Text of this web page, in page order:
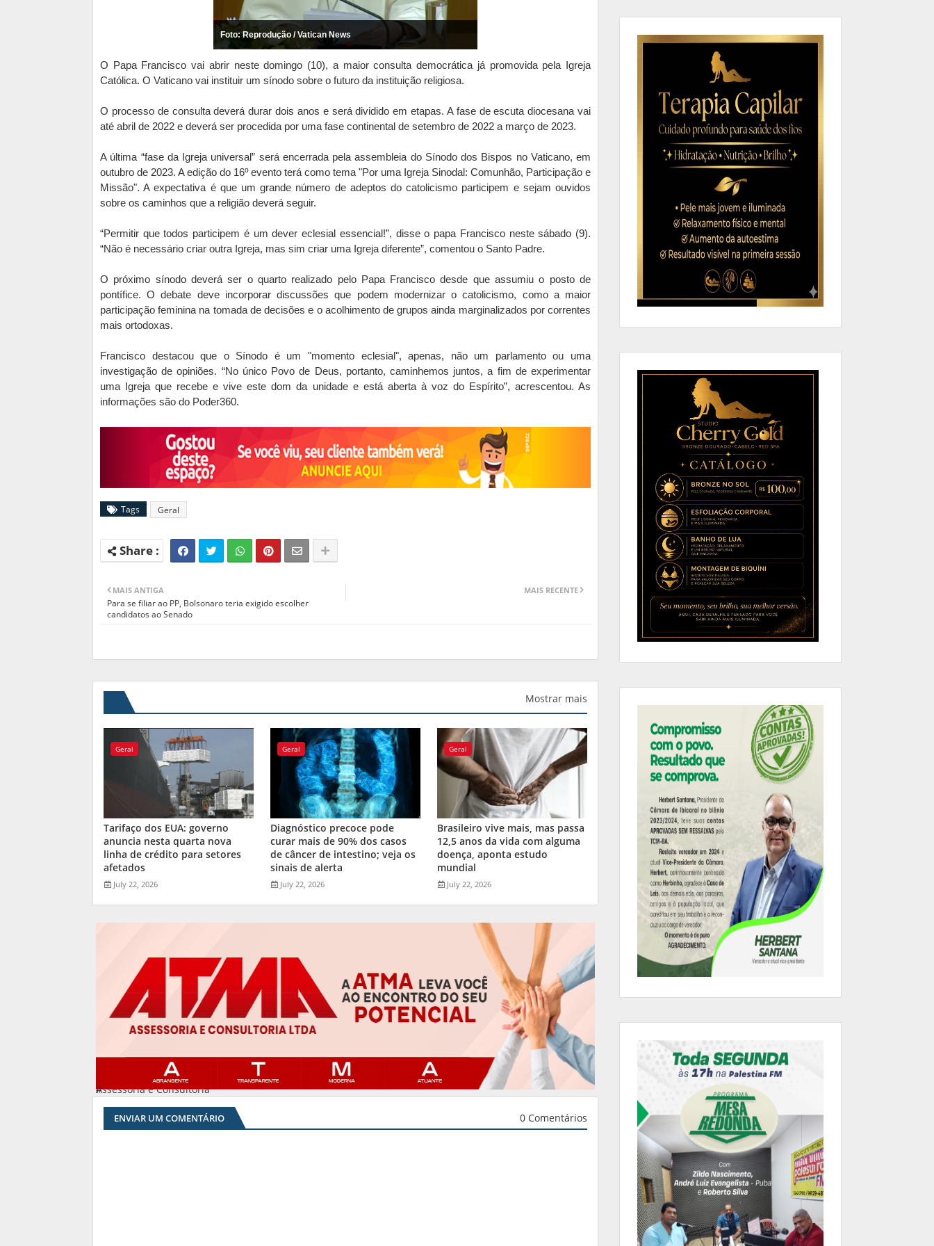
Foto: Reprodução / Vatican News
O Papa Francisco vai abrir neste domingo (10), a maior consulta democrática já promovida pela Igreja
Católica. O Vaticano vai instituir um sínodo sobre o futuro da instituição religiosa.
O processo de consulta deverá durar dois anos e será dividido em etapas. A fase de escuta diocesana vai
até abril de 2022 e deverá ser procedida por uma fase continental de setembro de 2022 a março de 2023.
A última “fase da Igreja universal” será encerrada pela assembleia do Sínodo dos Bispos no Vaticano, em
outubro de 2023. A edição do 16º evento terá como tema "Por uma Igreja Sinodal: Comunhão, Participação e
Missão". A expectativa é que um grande número de adeptos do catolicismo participem e sejam ouvidos
sobre os caminhos que a religião deverá seguir.
“Permitir que todos participem é um dever eclesial essencial!”, disse o papa Francisco neste sábado (9).
“Não é necessário criar outra Igreja, mas sim criar uma Igreja diferente”, comentou o Santo Padre.
O próximo sínodo deverá ser o quarto realizado pelo Papa Francisco desde que assumiu o posto de
pontífice. O debate deve incorporar discussões que podem modernizar o catolicismo, como a maior
participação feminina na tomada de decisões e o acolhimento de grupos ainda marginalizados por correntes
mais ortodoxas.
Francisco destacou que o Sínodo é um "momento eclesial", apenas, não um parlamento ou uma
investigação de opiniões. “No único Povo de Deus, portanto, caminhemos juntos, a fim de experimentar
uma Igreja que recebe e vive este dom da unidade e está aberta à voz do Espírito”, acrescentou. As
informações são do Poder360.
Tags Geral
MAIS RECENTE
MAIS ANTIGA
Para se filiar ao PP, Bolsonaro teria exigido escolher
candidatos ao Senado
Mostrar mais
Geral
Tarifaço dos EUA: governo
anuncia nesta quarta nova
linha de crédito para setores
afetados
July 22, 2026
Geral
Diagnóstico precoce pode
curar mais de 90% dos casos
de câncer de intestino; veja os
sinais de alerta
July 22, 2026
Geral
Brasileiro vive mais, mas passa
12,5 anos da vida com alguma
doença, aponta estudo
mundial
July 22, 2026
Assessoria e Consultoria
#
ENVIAR UM COMENTÁRIO 0 Comentários